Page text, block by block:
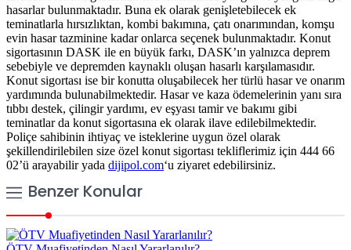
hasarlar bulunmaktadır. Buna ek olarak genişletebilecek ek
teminatlarla hırsızlıktan, kombi bakımına, çatı onarımından, komşu
evin hasar tazminine kadar onlarca seçenek bulunmaktadır. Konut
sigortasının DASK ile en büyük farkı, DASK’ın yalnızca deprem
sebebiyle ve depremden kaynaklı oluşan hasarlı karşılamasıdır.
Konut sigortası ise bir konutta oluşabilecek her türlü hasar ve onarım
yardımında bulunabilmektedir. Hasar ve kaza ödemelerinin yanı sıra
tıbbı destek, çilingir yardımı, ev eşyası tamir ve bakımı gibi
teminatlar da konut sigortasına ek olarak ilave edilebilmektedir.
Poliçe sahibinin ihtiyaç ve isteklerine uygun özel olarak
şekillendirilebilen size özel konut sigortası tekliflerimiz için 444 66
02’ü arayabilir yada dijipol.com‘u ziyaret edebilirsiniz.
Benzer Konular